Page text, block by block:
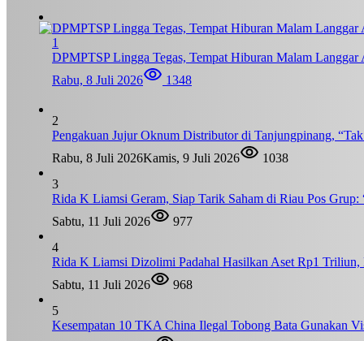
1
DPMPTSP Lingga Tegas, Tempat Hiburan Malam Langgar
Rabu, 8 Juli 2026
1348
2
Pengakuan Jujur Oknum Distributor di Tanjungpinang,
Rabu, 8 Juli 2026Kamis, 9 Juli 2026
1038
3
Rida K Liamsi Geram, Siap Tarik Saham di Riau Pos
Sabtu, 11 Juli 2026
977
4
Rida K Liamsi Dizolimi Padahal Hasilkan Aset Rp1 Triliun,
Sabtu, 11 Juli 2026
968
5
Kesempatan 10 TKA China Ilegal Tobong Bata Gunakan